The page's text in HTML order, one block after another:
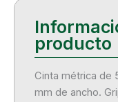
Cinta métrica de
mm de ancho.